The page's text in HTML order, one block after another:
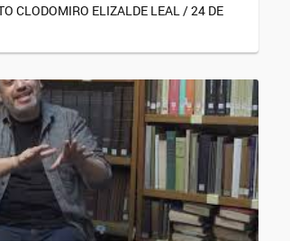
CLODOMIRO ELIZALDE LEAL / 24 DE